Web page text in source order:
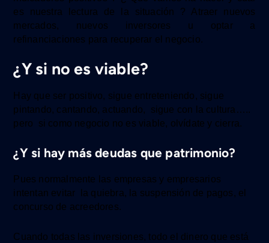
es nuestra lectura de la situación ? Atraer nuevos
mercados, nuevos inversores u optar a
refinanciaciones para recuperar el negocio.
¿Y si no es viable?
Hay que ser positivo, sigue entreteniendo, sigue
pintando, cantando, actuando, sigue con la cultura…..
pero si como negocio no es viable, olvídate y cierra.
¿Y si hay más deudas que patrimonio?
Pues normalmente las empresas y empresarios
intentan evitar la quiebra, la suspensión de pagos, el
concurso de acreedores.
Cuando todas las inversiones, todo el dinero que está